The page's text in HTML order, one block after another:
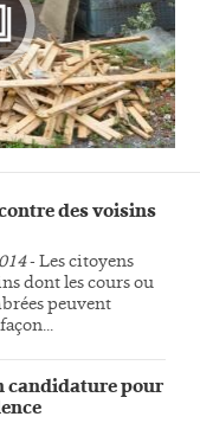
des voisins
- Les citoyens
dont les cours ou
peuvent
candidature pour